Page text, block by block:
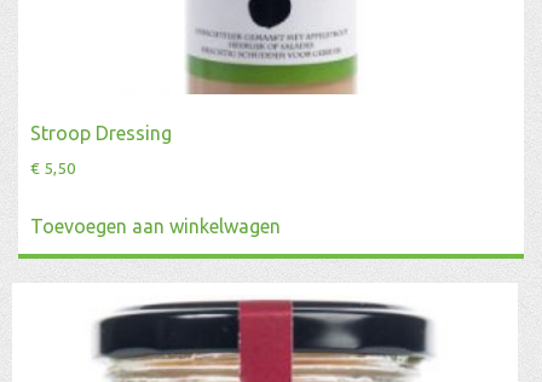
Stroop Dressing
€ 5,50
Toevoegen aan winkelwagen